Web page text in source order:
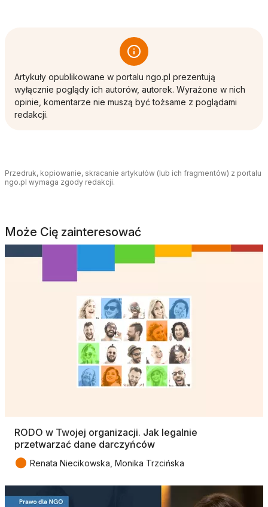
Artykuły opublikowane w portalu ngo.pl prezentują
wyłącznie poglądy ich autorów, autorek. Wyrażone w nich
opinie, komentarze nie muszą być tożsame z poglądami
redakcji.
Przedruk, kopiowanie, skracanie artykułów (lub ich fragmentów) z portalu
ngo.pl wymaga zgody redakcji.
Może Cię zainteresować
RODO w Twojej organizacji. Jak legalnie
przetwarzać dane darczyńców
● Renata Niecikowska, Monika Trzcińska